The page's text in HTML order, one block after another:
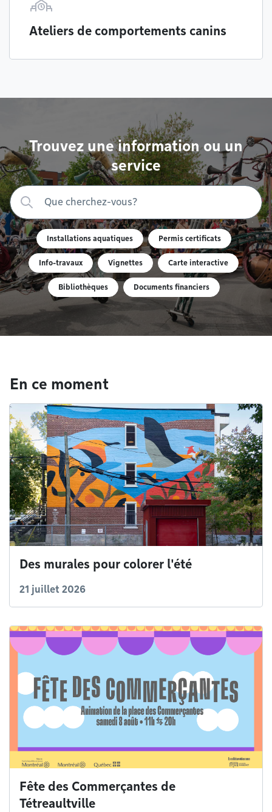
Ateliers de comportements canins
Trouvez une information ou un
service
Installations aquatiques Permis certificats
Info-travaux Vignettes Carte interactive
Bibliothèques Documents financiers
En ce moment
Des murales pour colorer l'été
21 juillet 2026
Fête des Commerçantes de
Tétreaultville